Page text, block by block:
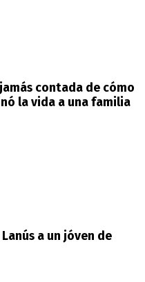
jamás contada de cómo
la vida a una familia
a un jóven de